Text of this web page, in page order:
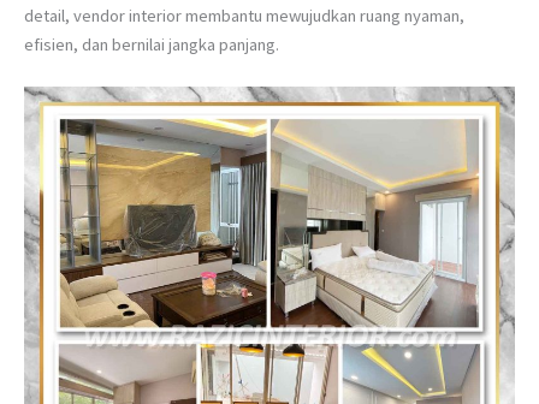
detail, vendor interior membantu mewujudkan ruang nyaman,
efisien, dan bernilai jangka panjang.